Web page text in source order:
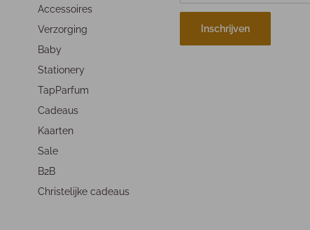
Accessoires
Verzorging
Baby
Stationery
TapParfum
Cadeaus
Kaarten
Sale
B2B
Christelijke cadeaus
Inschrijven